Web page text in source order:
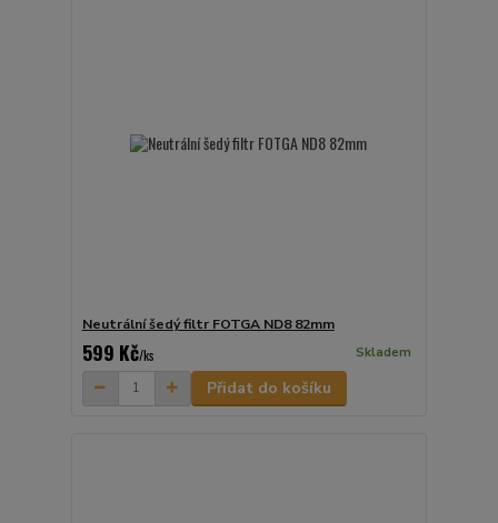
Neutrální šedý filtr FOTGA ND8 82mm
599 Kč/ks Skladem
Přidat do košíku